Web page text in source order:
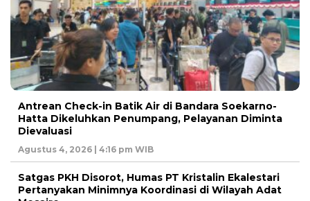
Antrean Check-in Batik Air di Bandara Soekarno-
Hatta Dikeluhkan Penumpang, Pelayanan Diminta
Dievaluasi
Agustus 4, 2026 | 4:16 pm WIB
Satgas PKH Disorot, Humas PT Kristalin Ekalestari
Pertanyakan Minimnya Koordinasi di Wilayah Adat